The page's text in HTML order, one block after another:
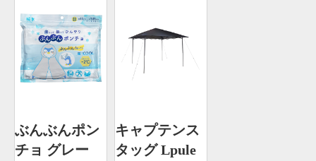
ぶんぶんポン
チョ グレー
キャプテンス
タッグ Lpule